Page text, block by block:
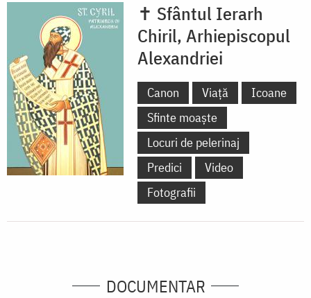
✝ Sfântul Ierarh
Chiril, Arhiepiscopul
Alexandriei
Canon Viață
Icoane
Sfinte moaște
Locuri de pelerinaj
Predici
Video
Fotografii
DOCUMENTAR